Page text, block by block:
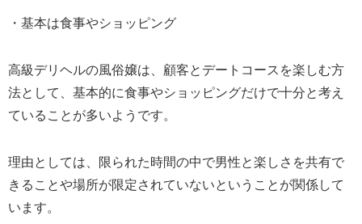
・基本は食事やショッピング
高級デリヘルの風俗嬢は、顧客とデートコースを楽しむ方
法として、基本的に食事やショッピングだけで十分と考え
ていることが多いようです。
理由としては、限られた時間の中で男性と楽しさを共有で
きることや場所が限定されていないということが関係して
います。